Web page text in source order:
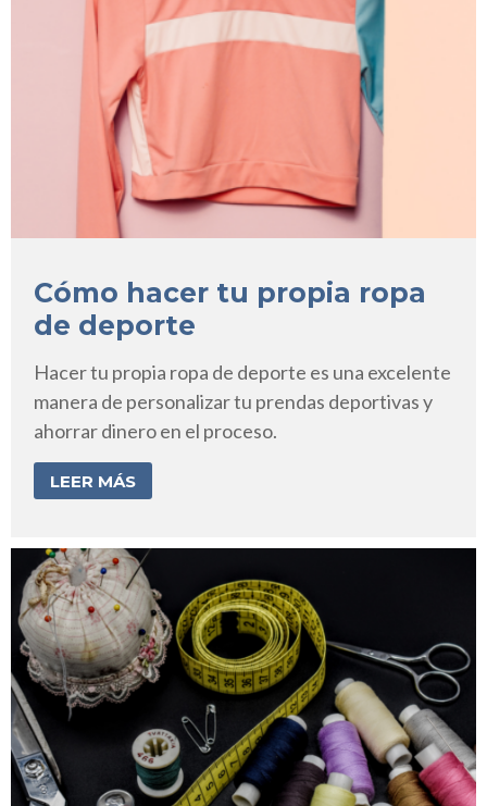
Cómo hacer tu propia ropa
de deporte
Hacer tu propia ropa de deporte es una excelente
manera de personalizar tu prendas deportivas y
ahorrar dinero en el proceso.
LEER MÁS